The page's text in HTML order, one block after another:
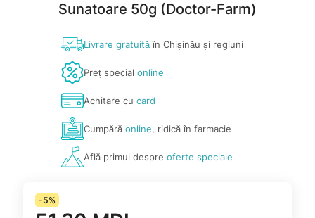
Sunatoare 50g (Doctor-Farm)
Livrare gratuităîn Chișinău și regiuni
Preț special online
Achitare cu card
Cumpărăonline, ridică în farmacie
Află primul despre oferte speciale
-5%